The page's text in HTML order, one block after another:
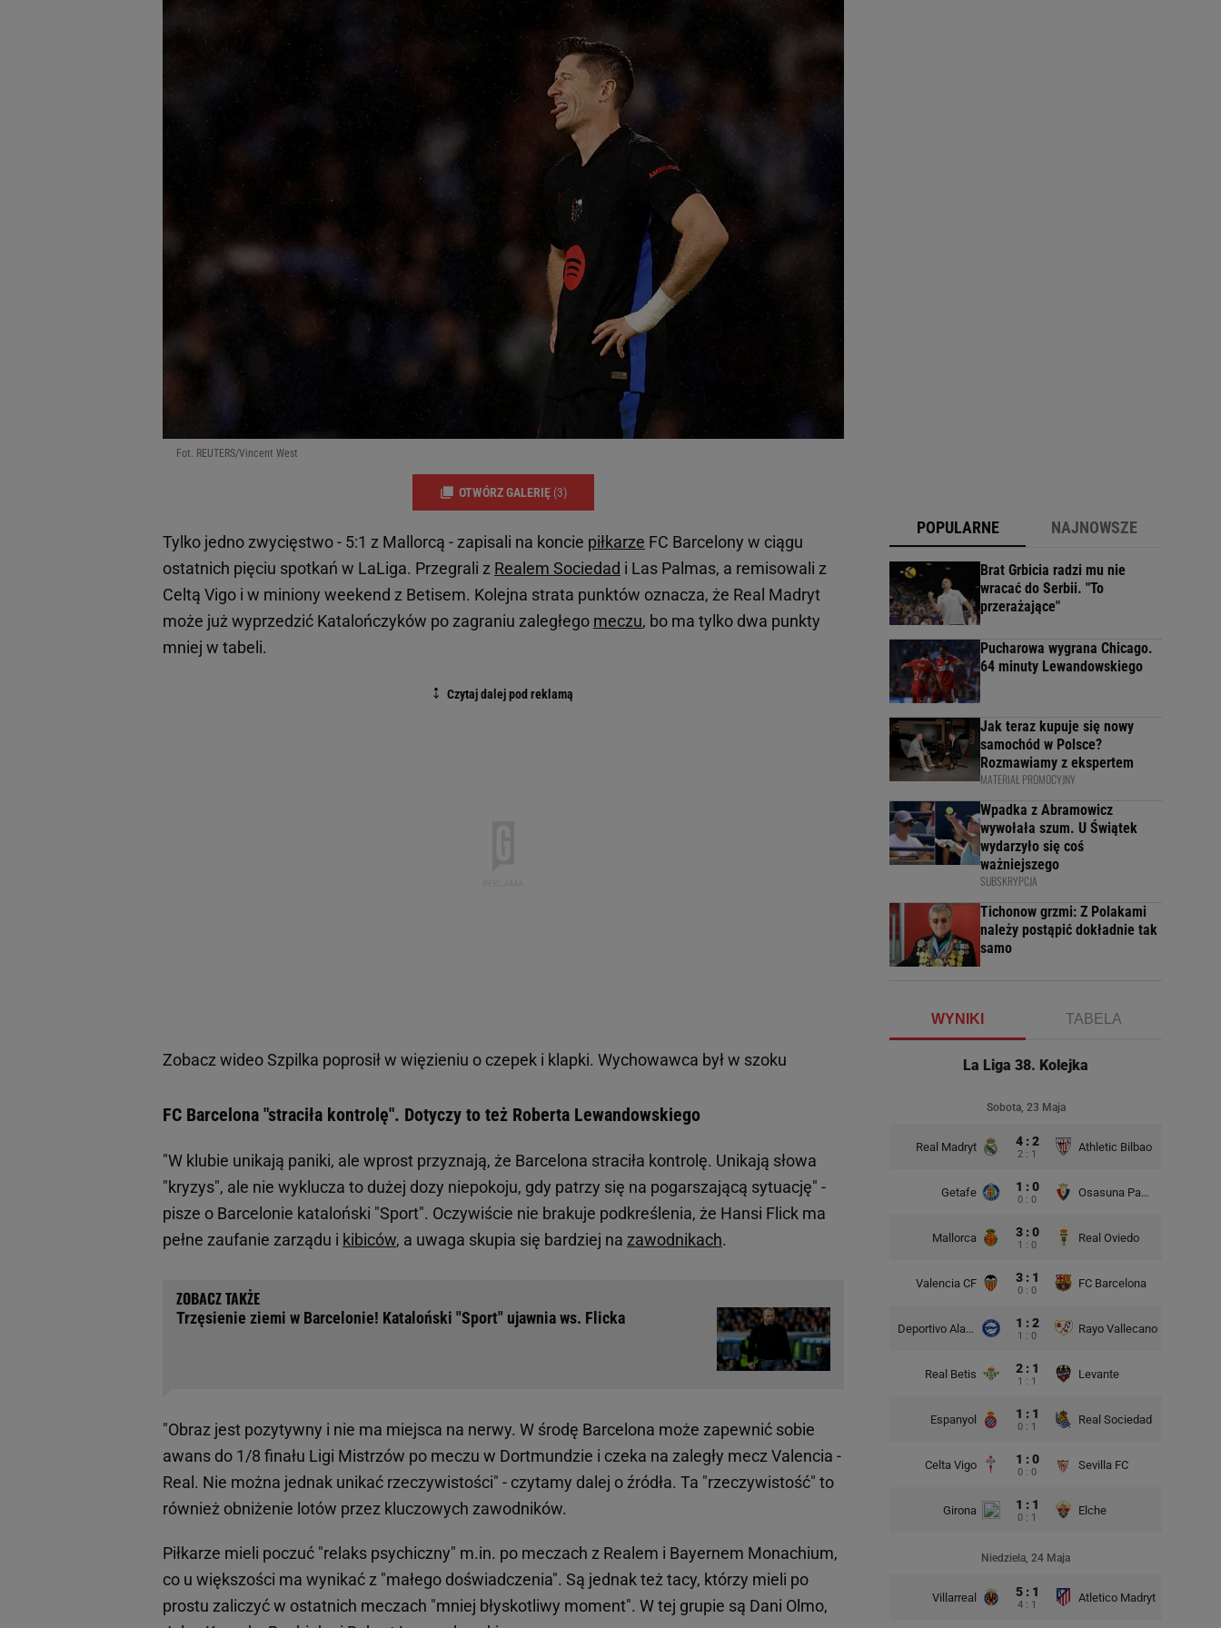
Fot. REUTERS/Vincent West
OTWÓRZ GALERIĘ (3)
Tylko jedno zwycięstwo - 5:1 z Mallorcą - zapisali na koncie piłkarze FC Barcelony w ciągu
ostatnich pięciu spotkań w LaLiga. Przegrali z Realem Sociedad i Las Palmas, a remisowali z
Celtą Vigo i w miniony weekend z Betisem. Kolejna strata punktów oznacza, że Real Madryt
może już wyprzedzić Katalończyków po zagraniu zaległego meczu, bo ma tylko dwa punkty
mniej w tabeli.
Zobacz wideoSzpilka poprosił w więzieniu o czepek i klapki. Wychowawca był w szoku
FC Barcelona "straciła kontrolę". Dotyczy to też Roberta Lewandowskiego
"W klubie unikają paniki, ale wprost przyznają, że Barcelona straciła kontrolę. Unikają słowa
"kryzys", ale nie wyklucza to dużej dozy niepokoju, gdy patrzy się na pogarszającą sytuację" -
pisze o Barcelonie kataloński "Sport". Oczywiście nie brakuje podkreślenia, że Hansi Flick ma
pełne zaufanie zarządu i kibiców, a uwaga skupia się bardziej na zawodnikach.
Trzęsienie ziemi w Barcelonie! Kataloński "Sport" ujawnia ws. Flicka
"Obraz jest pozytywny i nie ma miejsca na nerwy. W środę Barcelona może zapewnić sobie
awans do 1/8 finału Ligi Mistrzów po meczu w Dortmundzie i czeka na zaległy mecz Valencia -
Real. Nie można jednak unikać rzeczywistości" - czytamy dalej o źródła. Ta "rzeczywistość" to
również obniżenie lotów przez kluczowych zawodników.
Piłkarze mieli poczuć "relaks psychiczny" m.in. po meczach z Realem i Bayernem Monachium,
co u większości ma wynikać z "małego doświadczenia". Są jednak też tacy, którzy mieli po
prostu zaliczyć w ostatnich meczach "mniej błyskotliwy moment". W tej grupie są Dani Olmo,
POPULARNE NAJNOWSZE
Brat Grbicia radzi mu nie
wracać do Serbii. "To
przerażające"
Pucharowa wygrana Chicago.
64 minuty Lewandowskiego
Jak teraz kupuje się nowy
samochód w Polsce?
Rozmawiamy z ekspertem
MATERIAŁ PROMOCYJNY
Wpadka z Abramowicz
wywołała szum. U Świątek
wydarzyło się coś
ważniejszego
SUBSKRYPCJA
Tichonow grzmi: Z Polakami
należy postąpić dokładnie tak
samo
WYNIKI TABELA
La Liga 38. Kolejka
Sobota, 23 Maja
Real Madryt 4 : 2
2 : 1
Athletic Bilbao
Getafe 1 : 0
0 : 0
Osasuna Pampeluna
Mallorca 3 : 0
1 : 0
Real Oviedo
Valencia CF 3 : 1
0 : 0
FC Barcelona
Deportivo Alaves 1 : 2
1 : 0
Rayo Vallecano
Real Betis 2 : 1
1 : 1
Levante
Espanyol 1 : 1
0 : 1
Real Sociedad
Celta Vigo 1 : 0
0 : 0
Sevilla FC
Girona 1 : 1
0 : 1
Elche
Niedziela, 24 Maja
Villarreal 5 : 1
4 : 1
Atletico Madryt